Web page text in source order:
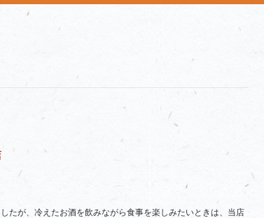
たが、冷えたお酒を飲みながら食事を楽しみたいときは、当店